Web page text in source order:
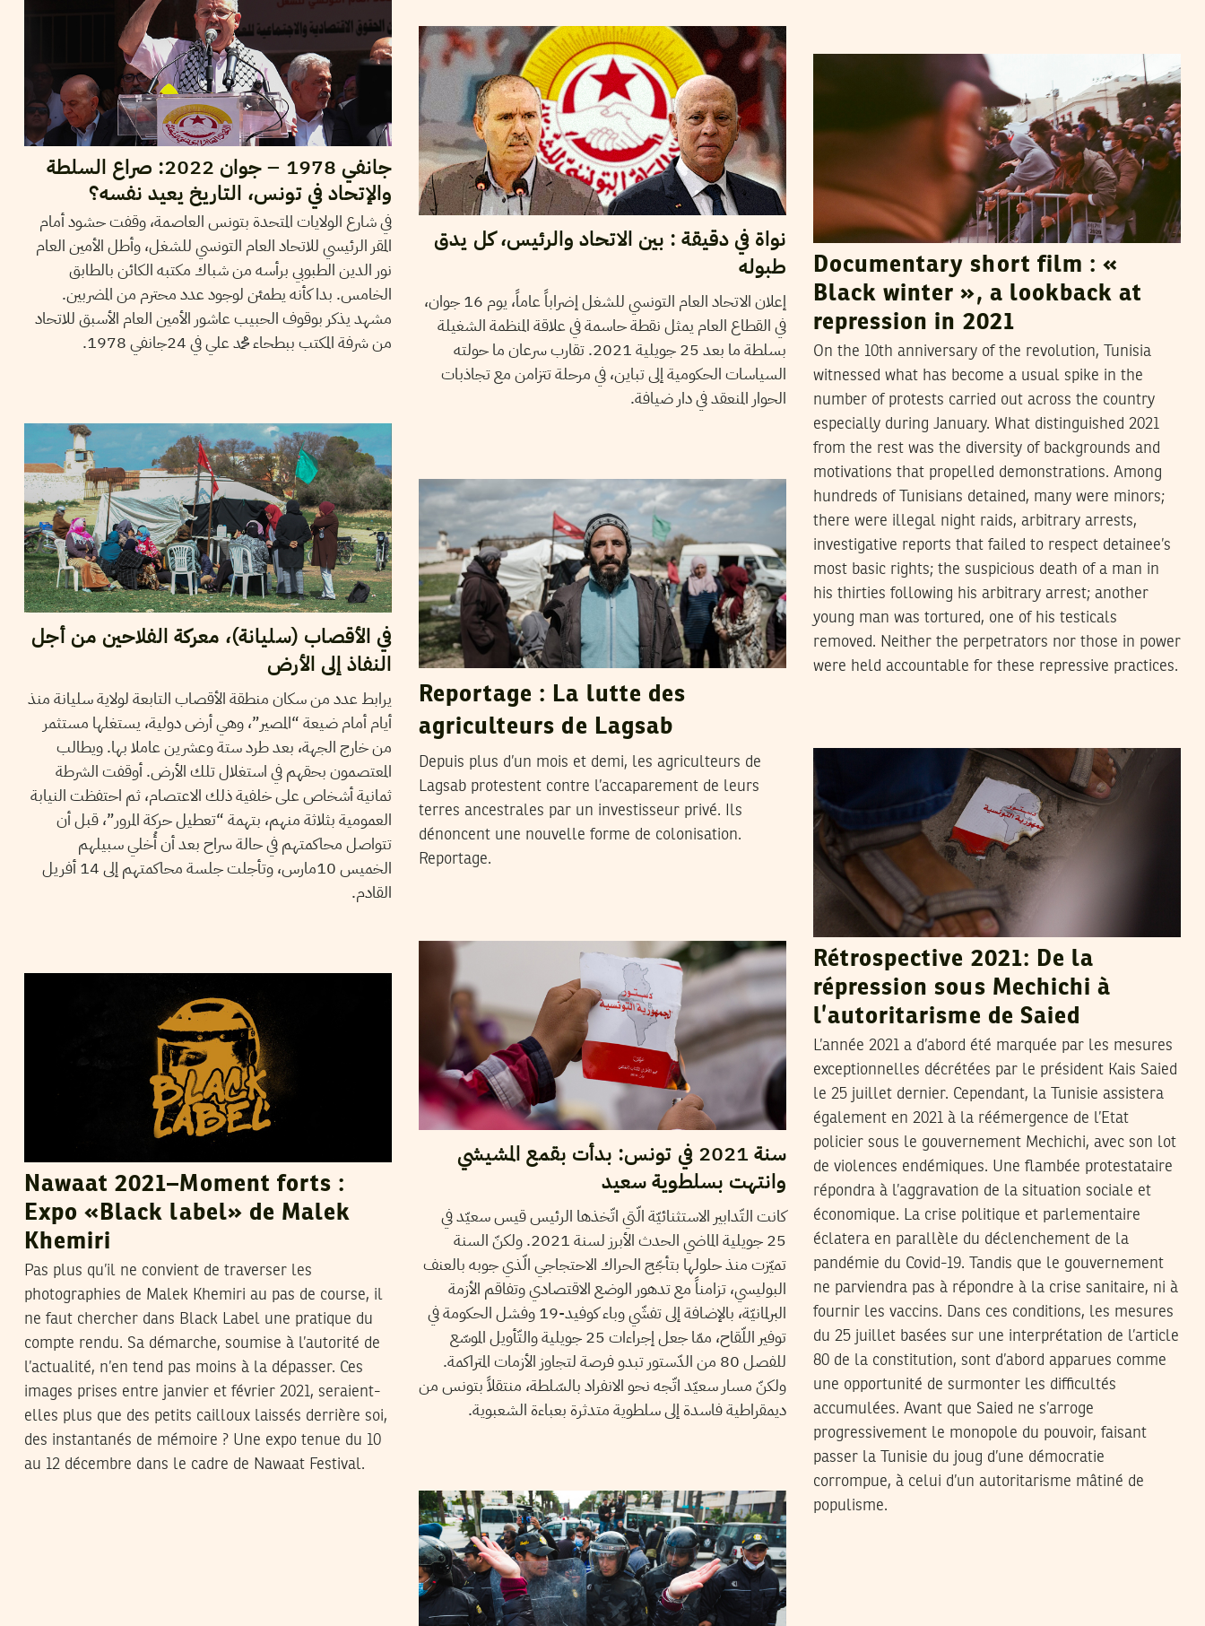
جانفي 1978 – جوان 2022: صراع السلطة
والإتحاد في تونس، التاريخ يعيد نفسه؟
في شارع الولايات المتحدة بتونس العاصمة، وقفت حشود أمام
المقر الرئيسي للاتحاد العام التونسي للشغل، وأطل الأمين العام
نور الدين الطبوبي برأسه من شباك مكتبه الكائن بالطابق
الخامس. بدا كأنه يطمئن لوجود عدد محترم من المضربين.
مشهد يذكر بوقوف الحبيب عاشور الأمين العام الأسبق للاتحاد
من شرفة المكتب ببطحاء محمد علي في 24جانفي 1978.
نواة في دقيقة : بين الاتحاد والرئيس، كل يدق
طبوله
إعلان الاتحاد العام التونسي للشغل إضراباً عاماً، يوم 16 جوان،
في القطاع العام يمثل نقطة حاسمة في علاقة المنظمة الشغيلة
بسلطة ما بعد 25 جويلية 2021. تقارب سرعان ما حولته
السياسات الحكومية إلى تباين، في مرحلة تتزامن مع تجاذبات
الحوار المنعقد في دار ضيافة.
Documentary short film : «
Black winter », a lookback at
repression in 2021
On the 10th anniversary of the revolution, Tunisia
witnessed what has become a usual spike in the
number of protests carried out across the country
especially during January. What distinguished 2021
from the rest was the diversity of backgrounds and
motivations that propelled demonstrations. Among
hundreds of Tunisians detained, many were minors;
there were illegal night raids, arbitrary arrests,
investigative reports that failed to respect detainee’s
most basic rights; the suspicious death of a man in
his thirties following his arbitrary arrest; another
young man was tortured, one of his testicals
removed. Neither the perpetrators nor those in power
were held accountable for these repressive practices.
في الأقصاب (سليانة)، معركة الفلاحين من أجل
النفاذ إلى الأرض
يرابط عدد من سكان منطقة الأقصاب التابعة لولاية سليانة منذ
أيام أمام ضيعة “المصير”، وهي أرض دولية، يستغلها مستثمر
من خارج الجهة، بعد طرد ستة وعشرين عاملا بها. ويطالب
المعتصمون بحقهم في استغلال تلك الأرض. أوقفت الشرطة
ثمانية أشخاص على خلفية ذلك الاعتصام، ثم احتفظت النيابة
العمومية بثلاثة منهم، بتهمة “تعطيل حركة المرور”، قبل أن
تتواصل محاكمتهم في حالة سراح بعد أن أُخلي سبيلهم
الخميس 10مارس، وتأجلت جلسة محاكمتهم إلى 14 أفريل
القادم.
Reportage : La lutte des
agriculteurs de Lagsab
Depuis plus d’un mois et demi, les agriculteurs de
Lagsab protestent contre l’accaparement de leurs
terres ancestrales par un investisseur privé. Ils
dénoncent une nouvelle forme de colonisation.
Reportage.
Rétrospective 2021: De la
répression sous Mechichi à
l’autoritarisme de Saied
L’année 2021 a d’abord été marquée par les mesures
exceptionnelles décrétées par le président Kais Saied
le 25 juillet dernier. Cependant, la Tunisie assistera
également en 2021 à la réémergence de l’Etat
policier sous le gouvernement Mechichi, avec son lot
de violences endémiques. Une flambée protestataire
répondra à l’aggravation de la situation sociale et
économique. La crise politique et parlementaire
éclatera en parallèle du déclenchement de la
pandémie du Covid-19. Tandis que le gouvernement
ne parviendra pas à répondre à la crise sanitaire, ni à
fournir les vaccins. Dans ces conditions, les mesures
du 25 juillet basées sur une interprétation de l’article
80 de la constitution, sont d’abord apparues comme
une opportunité de surmonter les difficultés
accumulées. Avant que Saied ne s’arroge
progressivement le monopole du pouvoir, faisant
passer la Tunisie du joug d’une démocratie
corrompue, à celui d’un autoritarisme mâtiné de
populisme.
سنة 2021 في تونس: بدأت بقمع المشيشي
وانتهت بسلطوية سعيد
كانت التّدابير الاستثنائيّة الّتي اتّخذها الرئيس قيس سعيّد في
25 جويلية الماضي الحدث الأبرز لسنة 2021. ولكنّ السنة
تميّزت منذ حلولها بتأجّج الحراك الاحتجاجي الّذي جوبه بالعنف
البوليسي، تزامناً مع تدهور الوضع الاقتصادي وتفاقم الأزمة
البرلمانيّة، بالإضافة إلى تفشّي وباء كوفيد-19 وفشل الحكومة في
توفير اللّقاح، ممّا جعل إجراءات 25 جويلية والتّأويل الموسّع
للفصل 80 من الدّستور تبدو فرصة لتجاوز الأزمات المتراكمة.
ولكنّ مسار سعيّد اتّجه نحو الانفراد بالسّلطة، منتقلاً بتونس من
ديمقراطية فاسدة إلى سلطوية متدثرة بعباءة الشعبوية.
Nawaat 2021–Moment forts :
Expo «Black label» de Malek
Khemiri
Pas plus qu’il ne convient de traverser les
photographies de Malek Khemiri au pas de course, il
ne faut chercher dans Black Label une pratique du
compte rendu. Sa démarche, soumise à l’autorité de
l’actualité, n’en tend pas moins à la dépasser. Ces
images prises entre janvier et février 2021, seraient-
elles plus que des petits cailloux laissés derrière soi,
des instantanés de mémoire ? Une expo tenue du 10
au 12 décembre dans le cadre de Nawaat Festival.